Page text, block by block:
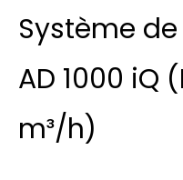
Système
AD 1000 iQ
m³/h)